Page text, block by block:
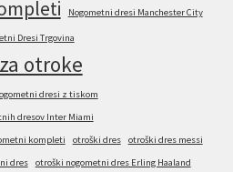
Nogometni dresi Manchester City
Dresi Trgovina
otroke
dresi z tiskom
dresov Inter Miami
kompleti otroški dres
otroški dres messi
dres otroški nogometni dres Erling Haaland